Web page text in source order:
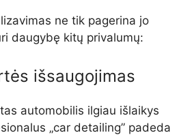
ne tik pagerina jo
daugybę kitų privalumų:
išsaugojimas
automobilis ilgiau išlaikys
„car detailing” padeda